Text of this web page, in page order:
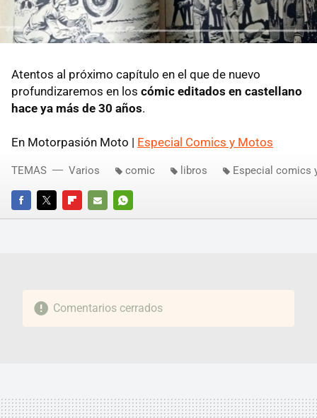
Atentos al próximo capítulo en el que de nuevo
profundizaremos en los cómic editados en castellano
hace ya más de 30 años.
En Motorpasión Moto | Especial Comics y Motos
FACEBOOKTWITTERFLIPBOARD
E-
WHATSAPP
TEMAS Varios comic libros Especial comics
Comentarios cerrados